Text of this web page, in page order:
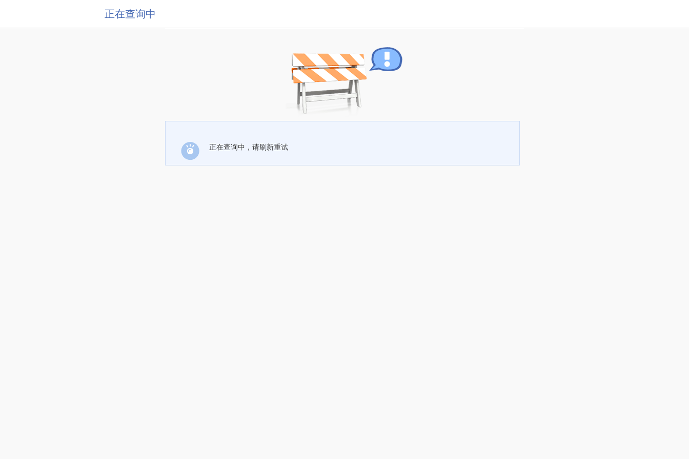
正在查询中
正在查询中，请刷新重试